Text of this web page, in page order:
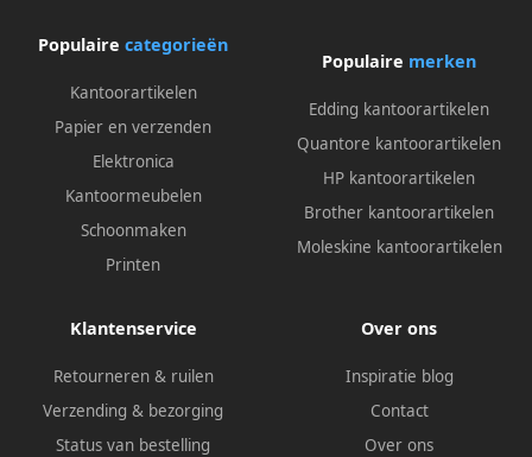
Populaire categorieën
Kantoorartikelen
Papier en verzenden
Elektronica
Kantoormeubelen
Schoonmaken
Printen
Populaire merken
Edding kantoorartikelen
Quantore kantoorartikelen
HP kantoorartikelen
Brother kantoorartikelen
Moleskine kantoorartikelen
Klantenservice
Retourneren & ruilen
Verzending & bezorging
Status van bestelling
Over ons
Inspiratie blog
Contact
Over ons